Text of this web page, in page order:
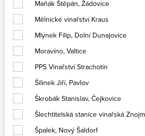
Maňák Štěpán, Žádovice
Mělnické vinařství Kraus
Mlýnek Filip, Dolní Dunajovice
Moravíno, Valtice
PPS Vinařství Strachotín
Šilinek Jiří, Pavlov
Škrobák Stanislav, Čejkovice
Šlechtitelská stanice vinařská
Špalek, Nový Šaldorf